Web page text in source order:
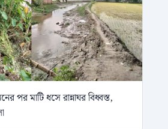
পর মাটি ধসে রান্নাঘর বিধ্বস্ত,